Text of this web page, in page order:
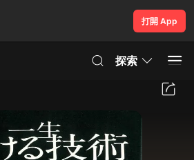
打開 App
探索